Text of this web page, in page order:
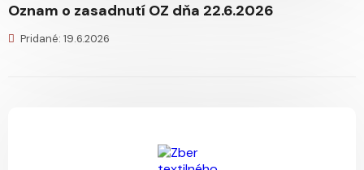
Oznam o zasadnutí OZ dňa 22.6.2026
Pridané: 19.6.2026